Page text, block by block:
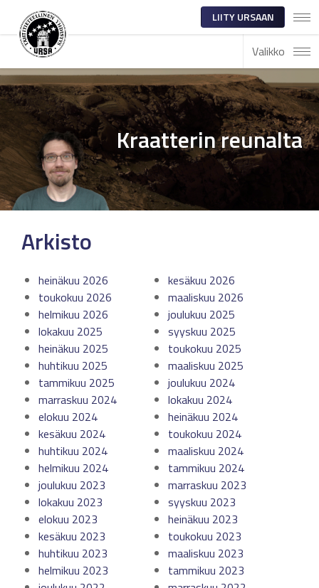
LIITY URSAAN
Valikko
Kraatterin reunalta
Arkisto
heinäkuu 2026
kesäkuu 2026
toukokuu 2026
maaliskuu 2026
helmikuu 2026
joulukuu 2025
lokakuu 2025
syyskuu 2025
heinäkuu 2025
toukokuu 2025
huhtikuu 2025
maaliskuu 2025
tammikuu 2025
joulukuu 2024
marraskuu 2024
lokakuu 2024
elokuu 2024
heinäkuu 2024
kesäkuu 2024
toukokuu 2024
huhtikuu 2024
maaliskuu 2024
helmikuu 2024
tammikuu 2024
joulukuu 2023
marraskuu 2023
lokakuu 2023
syyskuu 2023
elokuu 2023
heinäkuu 2023
kesäkuu 2023
toukokuu 2023
huhtikuu 2023
maaliskuu 2023
helmikuu 2023
tammikuu 2023